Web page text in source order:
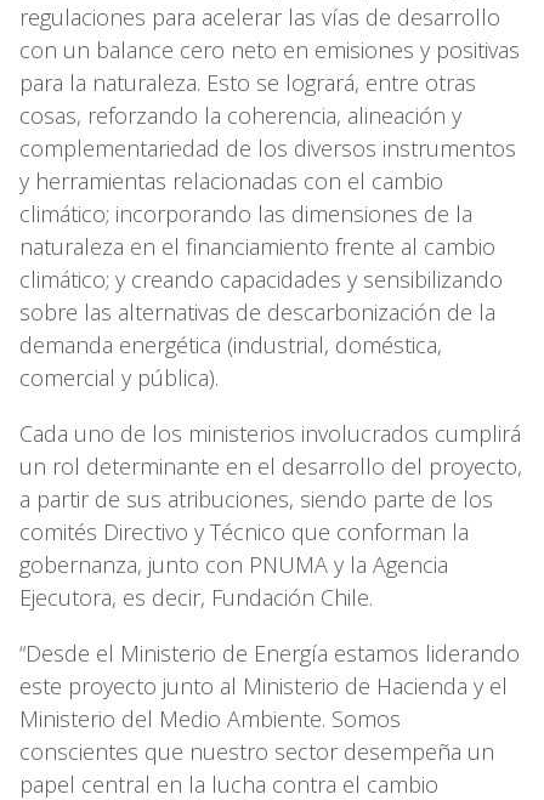
regulaciones para acelerar las vías de desarrollo
con un balance cero neto en emisiones y positivas
para la naturaleza. Esto se logrará, entre otras
cosas, reforzando la coherencia, alineación y
complementariedad de los diversos instrumentos
y herramientas relacionadas con el cambio
climático; incorporando las dimensiones de la
naturaleza en el financiamiento frente al cambio
climático; y creando capacidades y sensibilizando
sobre las alternativas de descarbonización de la
demanda energética (industrial, doméstica,
comercial y pública).
Cada uno de los ministerios involucrados cumplirá
un rol determinante en el desarrollo del proyecto,
a partir de sus atribuciones, siendo parte de los
comités Directivo y Técnico que conforman la
gobernanza, junto con PNUMA y la Agencia
Ejecutora, es decir, Fundación Chile.
“Desde el Ministerio de Energía estamos liderando
este proyecto junto al Ministerio de Hacienda y el
Ministerio del Medio Ambiente. Somos
conscientes que nuestro sector desempeña un
papel central en la lucha contra el cambio